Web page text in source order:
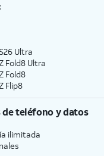
Ultra
Fold8 Ultra
Fold8
Flip8
de teléfono y datos
ilimitada